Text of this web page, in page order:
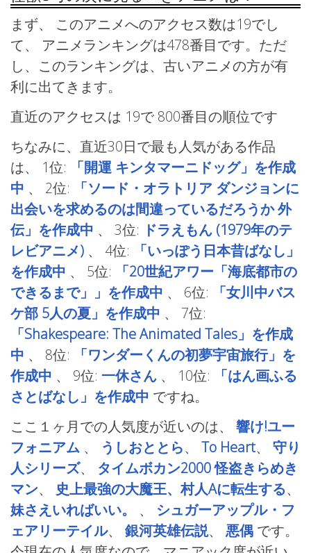
まず、 このアニメへのアクセス数は19でし
て、 アニメランキングは478番目です。ただ
し、このランキングは、古いアニメの方が有
利に出てきます。
直近のアクセスは 19で800番目の順位です
ちなみに、直近30日で最も人気がある作品
は、 1位:
「開運 キンタマーニドッグ」を作成
中 、 2位:
「ソード・オラトリア ダンジョンに
出会いを求めるのは間違っているだろうか 外
伝」を作成中 、 3位: ドラえもん (1979年のテ
レビアニメ) 、 4位:
「いっぽう日本昔ばなし」
を作成中 、 5位:
「20世紀アワー「海底都市の
できるまで」」を作成中 、 6位:
「女川中バス
ケ部 5人の夏」を作成中 、 7位:
「Shakespeare: The Animated Tales」を作成
中 、 8位:
「ワンダーくんの初夢宇宙旅行」を
作成中 、 9位: 一休さん 、 10位:
「はん画ふる
さとばなし」を作成中 ですね。
ここ１ヶ月での人気度が近いのは、響け!ユー
フォニアム 、 うしおととら、 To Heart、 守り
人シリーズ、 タイムボカン2000 怪盗きらめき
マン、 史上最強の大魔王、村人Aに転生する、
妹さえいればいい。 、 シュガーアップル・フ
ェアリーテイル、 銀河英雄伝説、 悪偶 です。